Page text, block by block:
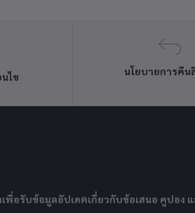
ไข
นโยบายการคืน
พื่อรับข้อมูลอัปเดตเกี่ยวกับข้อเสนอ คูปอง